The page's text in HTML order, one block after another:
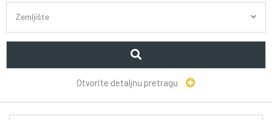
Zemljište
Otvorite detaljnu pretragu